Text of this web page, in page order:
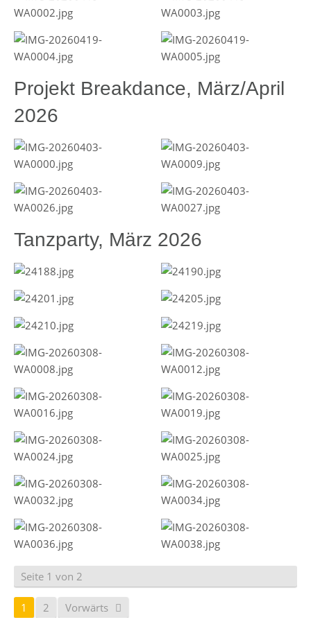
Projekt Breakdance, März/April
2026
Tanzparty, März 2026
Seite 1 von 2
1 2 Vorwärts